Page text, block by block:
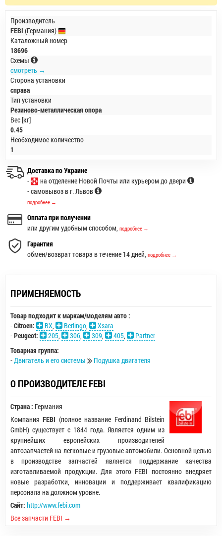
Производитель
FEBI (Германия)
Каталожный номер
18696
Схемы
смотреть →
Сторона установки
справа
Тип установки
Резиново-металлическая опора
Вес [кг]
0.45
Необходимое количество
1
Доставка по Украине
-
на отделение Новой Почты или курьером до двери
- самовывоз в г. Львов
подробнее →
Оплата при получении
или другим удобным способом, подробнее →
Гарантия
обмен/возврат товара в течение 14 дней, подробнее →
ПРИМЕНЯЕМОСТЬ
Товар подходит к маркам/моделям авто :
-Citroen: BX Berlingo
Xsara
-Peugeot: 205 306 309 405
Partner
Товарная группа:
- Двигатель и его системы Подушка двигателя
О ПРОИЗВОДИТЕЛЕ FEBI
Страна : Германия
КомпанияFEBI (полное название Ferdinand Bilstein
GmbH) существует с 1844 года. Является одним из
крупнейших европейских производителей
автозапчастей на легковые и грузовые автомобили. Основной целью
в производстве запчастей является поддержание качества
изготавливаемой продукции. Для этого FEBI постоянно внедряет
новые разработки, инновации и поддерживает квалификацию
персонала на должном уровне.
Сайт: http://www.febi.com
Все запчасти FEBI →